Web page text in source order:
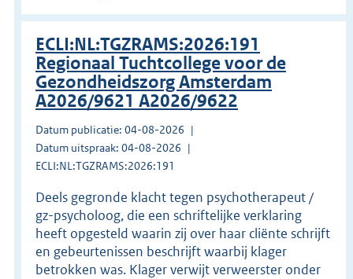
ECLI:NL:TGZRAMS:2026:191
Regionaal Tuchtcollege voor de
Gezondheidszorg Amsterdam
A2026/9621 A2026/9622
Datum publicatie: 04-08-2026
Datum uitspraak: 04-08-2026
ECLI:NL:TGZRAMS:2026:191
Deels gegronde klacht tegen psychotherapeut /
gz-psycholoog, die een schriftelijke verklaring
heeft opgesteld waarin zij over haar cliënte schrijft
en gebeurtenissen beschrijft waarbij klager
betrokken was. Klager verwijt verweerster onder